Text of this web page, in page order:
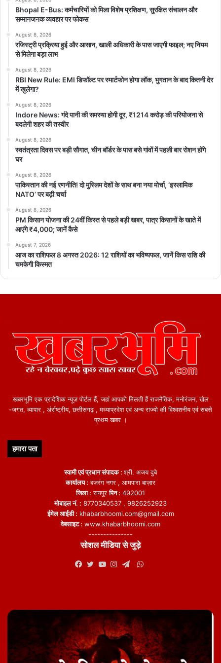
Bhopal E-Bus: कर्मचारियों को मिला विशेष प्रशिक्षण, सुरक्षित संचालन और
सम्मानजनक व्यवहार पर फोकस
August 8, 2026
रजिस्ट्री प्रक्रिया हुई और आसान, खाली अधिकारी के पास जाएगी फाइल; नए नियम
से मिलेगा बड़ा लाभ
August 8, 2026
RBI New Rule: EMI डिफॉल्ट पर स्मार्टफोन होगा लॉक, भुगतान के बाद कितनी देर
में खुलेगा?
August 8, 2026
Indore News: गंदे पानी की समस्या होगी दूर, ₹1214 करोड़ की परियोजना से
बदलेगी शहर की तस्वीर
August 8, 2026
स्वतंत्रता दिवस पर बड़ी सौगात, चीन बॉर्डर के पास बसे गांवों में पहली बार रोशन होंगे
घर
August 8, 2026
पाकिस्तान की नई रणनीति! दो मुस्लिम देशों के साथ बना नया मोर्चा, ‘इस्लामिक
NATO’ पर बढ़ी चर्चा
August 8, 2026
PM किसान योजना की 24वीं किस्त से पहले बड़ी खबर, पात्र किसानों के खाते में
आएंगे ₹4,000; जानें कैसे
August 7, 2026
आज का राशिफल 8 अगस्त 2026: 12 राशियों का भविष्यफल, जानें किस राशि की
चमकेगी किस्मत
खबरभूमि एक प्रादेशिक न्यूज़ पोर्टल हैं, जहां आपको मिलती हैं राजनैतिक, मनोरंजन, खेल
-जगत, व्यापार , अंर्राष्ट्रीय, छत्तीसगढ़ , मध्याप्रदेश एवं अन्य राज्यो की विश्वशनीय एवं सबसे
प्रथम खबर ।
हमारा पता
स्वामी एवं प्रधान संपादक :श्री. अजय दुबे
कार्यालय : बजरंग नगर , आमपारा बाज़ार
जिला : रायपुरपिन : 492001
मोबाइल नं. : 8770340537 , 9826252923
ईमेल आईडी : khabarbhoomi.com@gmail.com
वेबसाइट : www.khabarbhoomi.com
---------------
सोशल मीडिया से जुड़े
WhatsApp